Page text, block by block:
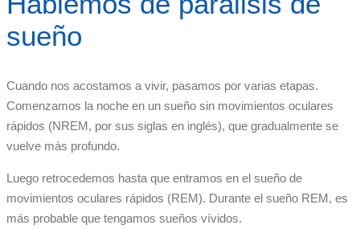
sueño
Cuando nos acostamos a vivir, pasamos por varias etapas.
Comenzamos la noche en un sueño sin movimientos oculares
rápidos (NREM, por sus siglas en inglés), que gradualmente se
vuelve más profundo.
Luego retrocedemos hasta que entramos en el sueño de
movimientos oculares rápidos (REM). Durante el sueño REM, es
más probable que tengamos sueños vívidos.